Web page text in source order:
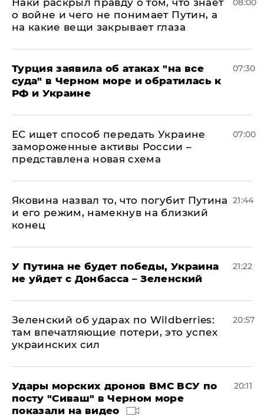
о войне и чего не понимает Путин, а
на какие вещи закрывает глаза
08:00
Турция заявила об атаках "на все
суда" в Черном море и обратилась к
РФ и Украине
07:30
ЕС ищет способ передать Украине
замороженные активы России –
представлена новая схема
07:00
Яковина назвал то, что погубит Путина
и его режим, намекнув на близкий
конец
21:44
У Путина не будет победы, Украина
не уйдет с Донбасса – Зеленский
21:22
Зеленский об ударах по Wildberries:
там впечатляющие потери, это успех
украинских сил
20:57
Удары морских дронов ВМС ВСУ по
посту "Сиваш" в Черном море
показали на видео
20:11